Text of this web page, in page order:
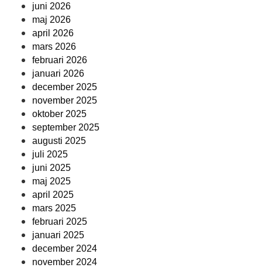
juni 2026
maj 2026
april 2026
mars 2026
februari 2026
januari 2026
december 2025
november 2025
oktober 2025
september 2025
augusti 2025
juli 2025
juni 2025
maj 2025
april 2025
mars 2025
februari 2025
januari 2025
december 2024
november 2024